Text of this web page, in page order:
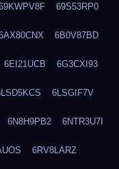
69S53RP0
6B0V87BD
6EI21UCB 6G3CXI93
6LSGIF7V
6N8H9PB2 6NTR3U7I
6RV8LARZ